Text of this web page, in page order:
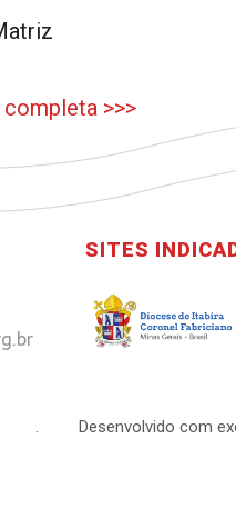
>>>
SITES
. Desenvolvido com